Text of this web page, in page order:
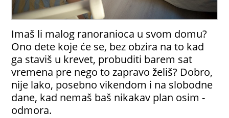
Imaš li malog ranoranioca u svom domu?
Ono dete koje će se, bez obzira na to kad
ga staviš u krevet, probuditi barem sat
vremena pre nego to zapravo želiš? Dobro,
nije lako, posebno vikendom i na slobodne
dane, kad nemaš baš nikakav plan osim -
odmora.